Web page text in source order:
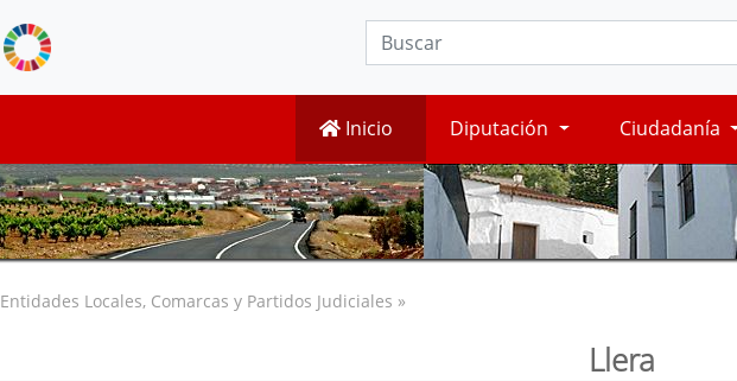
Inicio Diputación Ciudadanía
Entidades Locales, Comarcas y Partidos Judiciales »
Llera